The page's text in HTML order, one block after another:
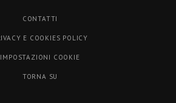
CONTATTI
E COOKIES POLICY
IMPOSTAZIONI COOKIE
TORNA SU